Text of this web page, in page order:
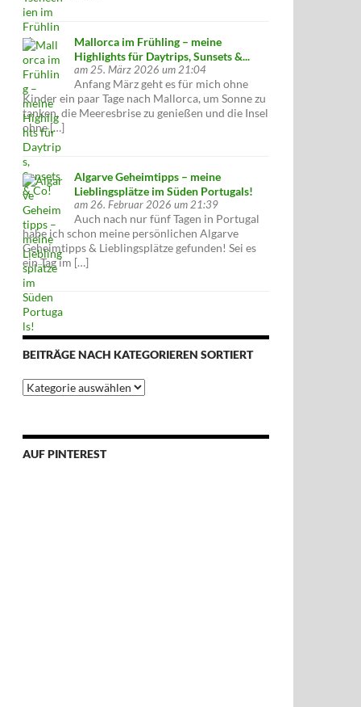
Mallorca im Frühling – meine
Highlights für Daytrips, Sunsets &...
am 25. März 2026 um 21:04
Anfang März geht es für mich ohne
Kinder ein paar Tage nach Mallorca, um Sonne zu
tanken, die Meeresbrise zu genießen und die Insel
ohne […]
Algarve Geheimtipps – meine
Lieblingsplätze im Süden Portugals!
am 26. Februar 2026 um 21:39
Auch nach nur fünf Tagen in Portugal
habe ich schon meine persönlichen Algarve
Geheimtipps & Lieblingsplätze gefunden! Sei es
ein Tag im […]
BEITRÄGE NACH KATEGORIEREN SORTIERT
Beiträge
nach
AUF PINTEREST